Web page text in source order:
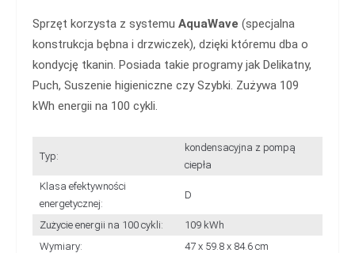
Sprzęt korzysta z systemu AquaWave (specjalna
konstrukcja bębna i drzwiczek), dzięki któremu dba o
kondycję tkanin. Posiada takie programy jak Delikatny,
Puch, Suszenie higieniczne czy Szybki. Zużywa 109
kWh energii na 100 cykli.
Typ:
kondensacyjna z pompą
ciepła
Klasa efektywności
energetycznej:
D
Zużycie energii na 100 cykli:
109 kWh
Wymiary:
47 x 59.8 x 84.6 cm